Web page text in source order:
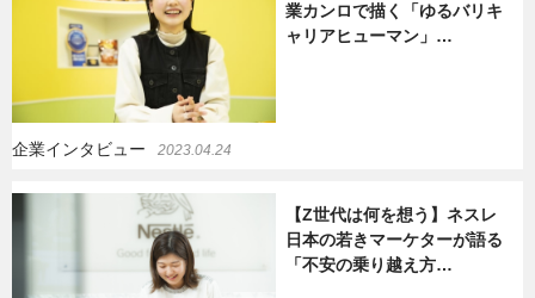
業カンロで描く「ゆるバリキ
ャリアヒューマン」…
企業インタビュー 2023.04.24
【Z世代は何を想う】ネスレ
日本の若きマーケターが語る
「不安の乗り越え方…